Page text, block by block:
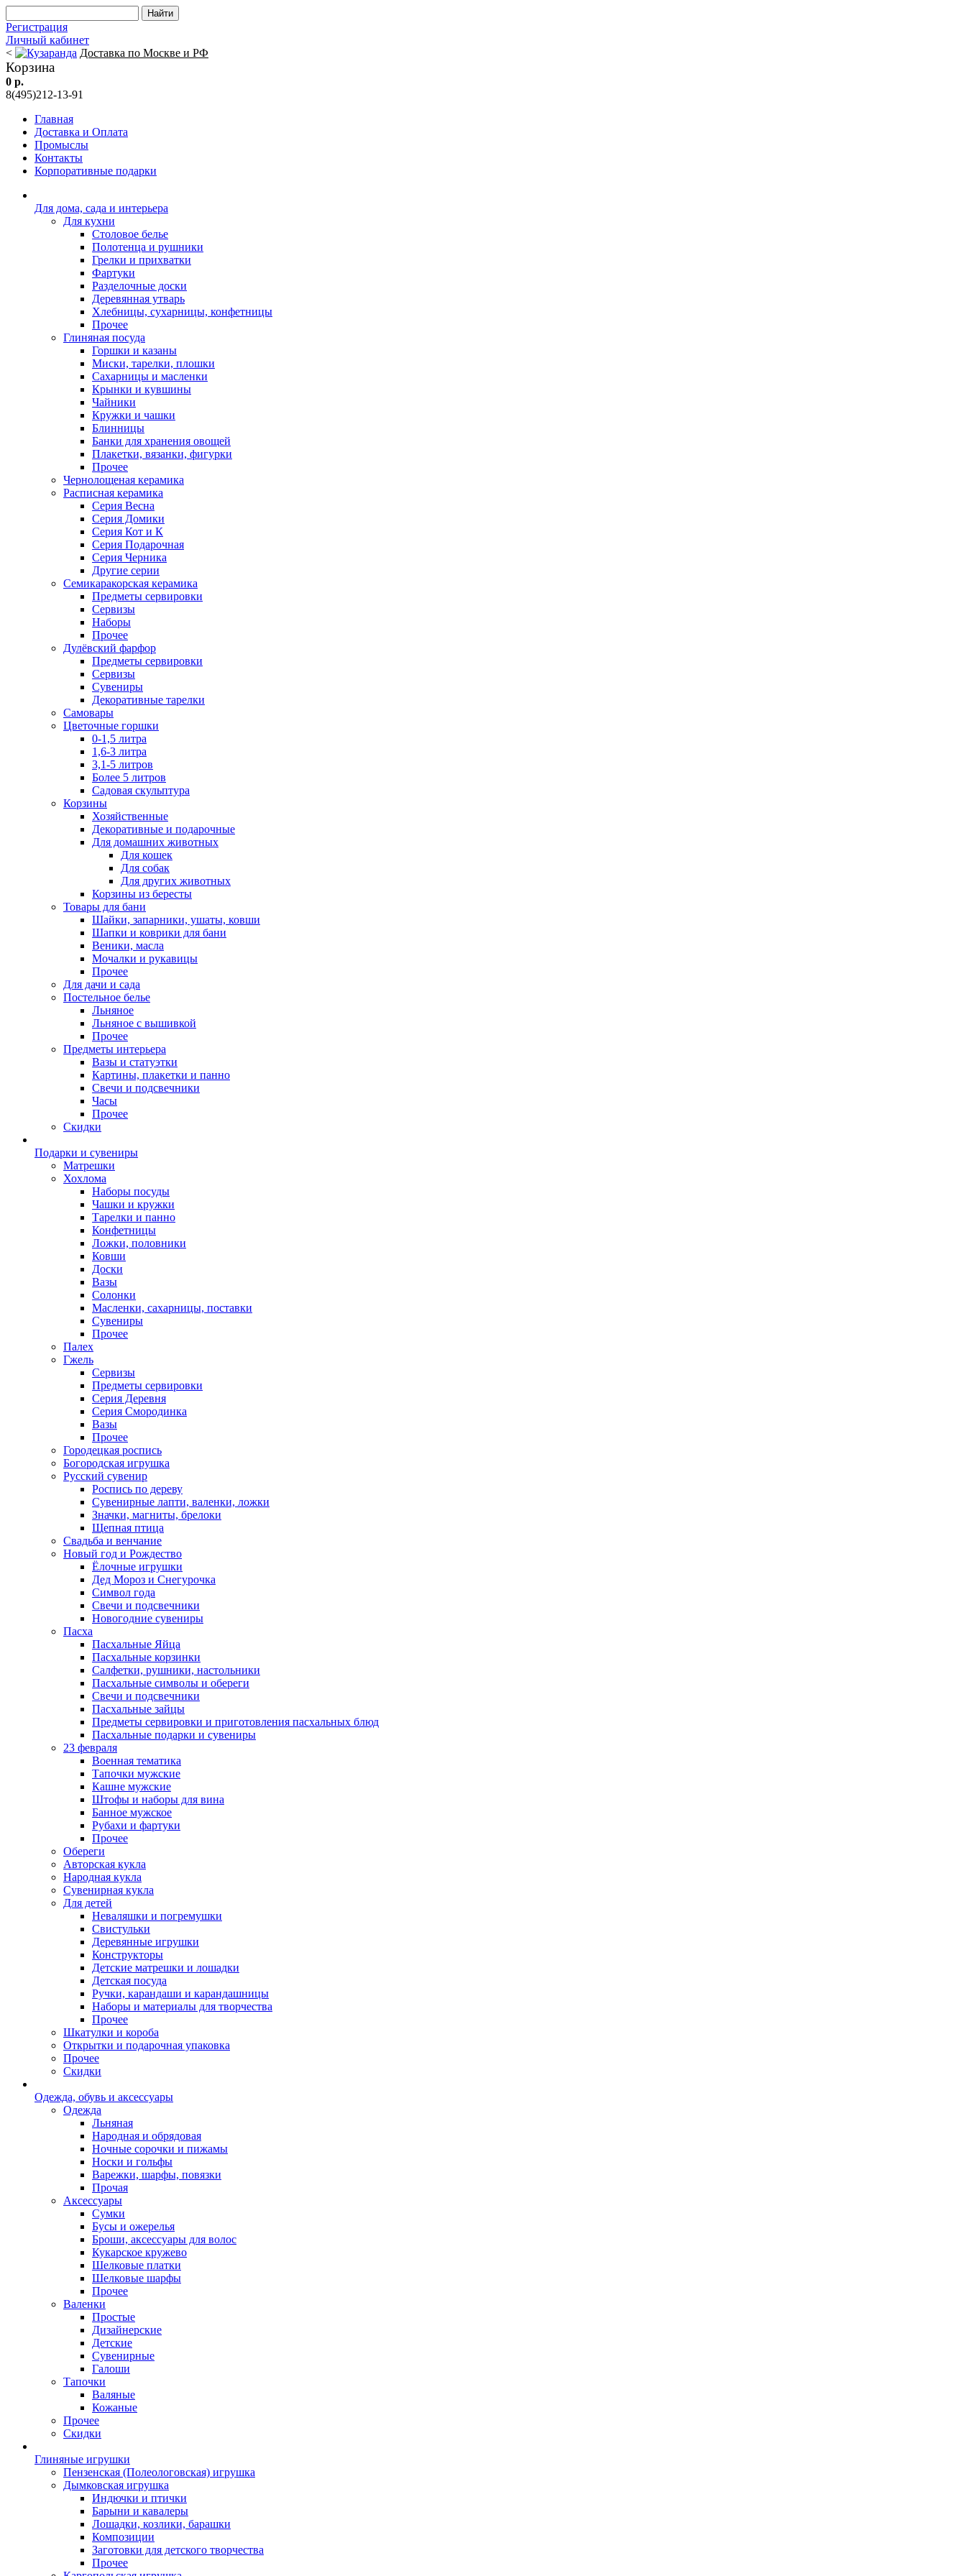
Регистрация
Личный кабинет
<
Доставка по Москве и РФ
Корзина
0 р.
8(495)212-13-91
Главная
Доставка и Оплата
Промыслы
Контакты
Корпоративные подарки
Для дома, сада и интерьера
Для кухни
Столовое белье
Полотенца и рушники
Грелки и прихватки
Фартуки
Разделочные доски
Деревянная утварь
Хлебницы, сухарницы, конфетницы
Прочее
Глиняная посуда
Горшки и казаны
Миски, тарелки, плошки
Сахарницы и масленки
Крынки и кувшины
Чайники
Кружки и чашки
Блинницы
Банки для хранения овощей
Плакетки, вязанки, фигурки
Прочее
Чернолощеная керамика
Расписная керамика
Серия Весна
Серия Домики
Серия Кот и К
Серия Подарочная
Серия Черника
Другие серии
Семикаракорская керамика
Предметы сервировки
Сервизы
Наборы
Прочее
Дулёвский фарфор
Предметы сервировки
Сервизы
Сувениры
Декоративные тарелки
Самовары
Цветочные горшки
0-1,5 литра
1,6-3 литра
3,1-5 литров
Более 5 литров
Садовая скульптура
Корзины
Хозяйственные
Декоративные и подарочные
Для домашних животных
Для кошек
Для собак
Для других животных
Корзины из бересты
Товары для бани
Шайки, запарники, ушаты, ковши
Шапки и коврики для бани
Веники, масла
Мочалки и рукавицы
Прочее
Для дачи и сада
Постельное белье
Льняное
Льняное с вышивкой
Прочее
Предметы интерьера
Вазы и статуэтки
Картины, плакетки и панно
Свечи и подсвечники
Часы
Прочее
Скидки
Подарки и сувениры
Матрешки
Хохлома
Наборы посуды
Чашки и кружки
Тарелки и панно
Конфетницы
Ложки, половники
Ковши
Доски
Вазы
Солонки
Масленки, сахарницы, поставки
Сувениры
Прочее
Палех
Гжель
Сервизы
Предметы сервировки
Серия Деревня
Серия Смородинка
Вазы
Прочее
Городецкая роспись
Богородская игрушка
Русский сувенир
Роспись по дереву
Сувенирные лапти, валенки, ложки
Значки, магниты, брелоки
Щепная птица
Свадьба и венчание
Новый год и Рождество
Ёлочные игрушки
Дед Мороз и Снегурочка
Символ года
Свечи и подсвечники
Новогодние сувениры
Пасха
Пасхальные Яйца
Пасхальные корзинки
Салфетки, рушники, настольники
Пасхальные символы и обереги
Свечи и подсвечники
Пасхальные зайцы
Предметы сервировки и приготовления пасхальных блюд
Пасхальные подарки и сувениры
23 февраля
Военная тематика
Тапочки мужские
Кашне мужские
Штофы и наборы для вина
Банное мужское
Рубахи и фартуки
Прочее
Обереги
Авторская кукла
Народная кукла
Сувенирная кукла
Для детей
Неваляшки и погремушки
Свистульки
Деревянные игрушки
Конструкторы
Детские матрешки и лошадки
Детская посуда
Ручки, карандаши и карандашницы
Наборы и материалы для творчества
Прочее
Шкатулки и короба
Открытки и подарочная упаковка
Прочее
Скидки
Одежда, обувь и аксессуары
Одежда
Льняная
Народная и обрядовая
Ночные сорочки и пижамы
Носки и гольфы
Варежки, шарфы, повязки
Прочая
Аксессуары
Сумки
Бусы и ожерелья
Броши, аксессуары для волос
Кукарское кружево
Шелковые платки
Шелковые шарфы
Прочее
Валенки
Простые
Дизайнерские
Детские
Сувенирные
Галоши
Тапочки
Валяные
Кожаные
Прочее
Скидки
Глиняные игрушки
Пензенская (Полеологовская) игрушка
Дымковская игрушка
Индючки и птички
Барыни и кавалеры
Лошадки, козлики, барашки
Композиции
Заготовки для детского творчества
Прочее